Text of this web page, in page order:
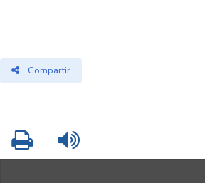
Compartir
Imprimir